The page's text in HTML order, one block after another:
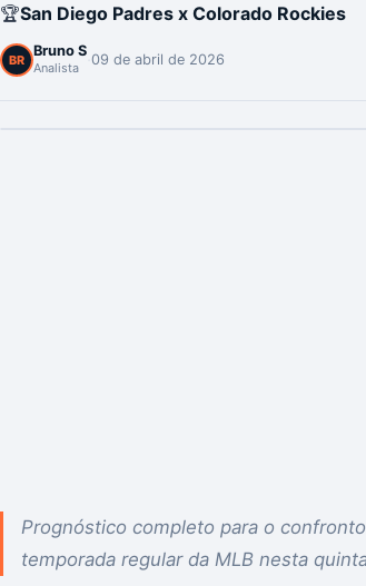
🏆San Diego Padres x Colorado Rockies
BR
Bruno S
Analista 09 de abril de 2026
Prognóstico completo para o
temporada regular da MLB nesta